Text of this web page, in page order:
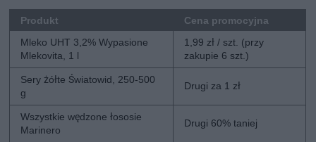
Produkt
Cena promocyjna
Mleko UHT 3,2% Wypasione
Mlekovita, 1 l
1,99 zł / szt. (przy
zakupie 6 szt.)
Sery żółte Światowid, 250-500
g
Drugi za 1 zł
Wszystkie wędzone łososie
Marinero
Drugi 60% taniej